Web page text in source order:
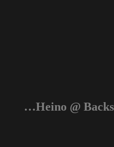
…Heino @